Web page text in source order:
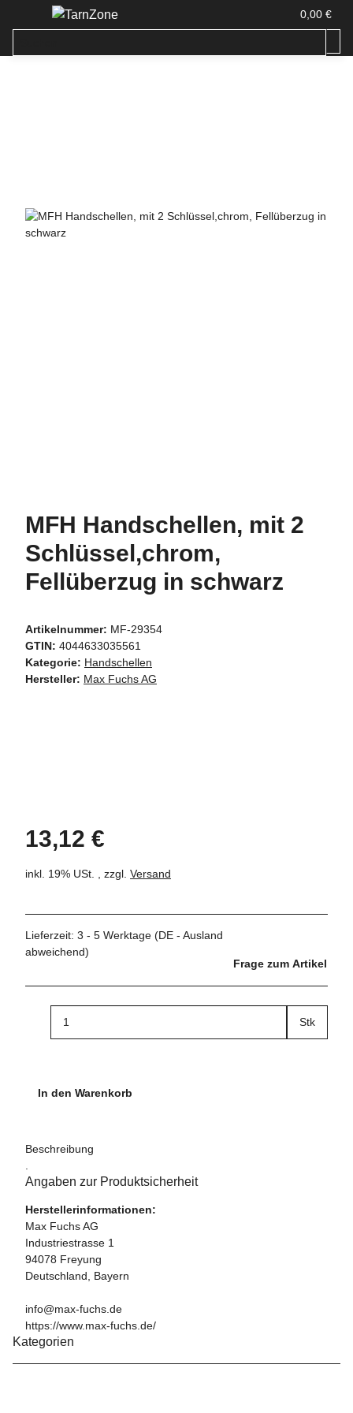
0,00 €
MFH Handschellen, mit 2
Schlüssel,chrom,
Fellüberzug in schwarz
Artikelnummer: MF-29354
GTIN: 4044633035561
Kategorie: Handschellen
Hersteller: Max Fuchs AG
13,12 €
inkl. 19% USt. , zzgl. Versand
Lieferzeit: 3 - 5 Werktage (DE - Ausland
abweichend)
Frage zum Artikel
Stk
In den Warenkorb
Beschreibung
Angaben zur Produktsicherheit
Herstellerinformationen:
Max Fuchs AG
Industriestrasse 1
94078 Freyung
Deutschland, Bayern
info@max-fuchs.de
https://www.max-fuchs.de/
Kategorien